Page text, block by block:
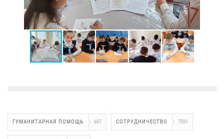
ГУМАНИТАРНАЯ ПОМОЩЬ 697 СОТРУДНИЧЕСТВО 7591